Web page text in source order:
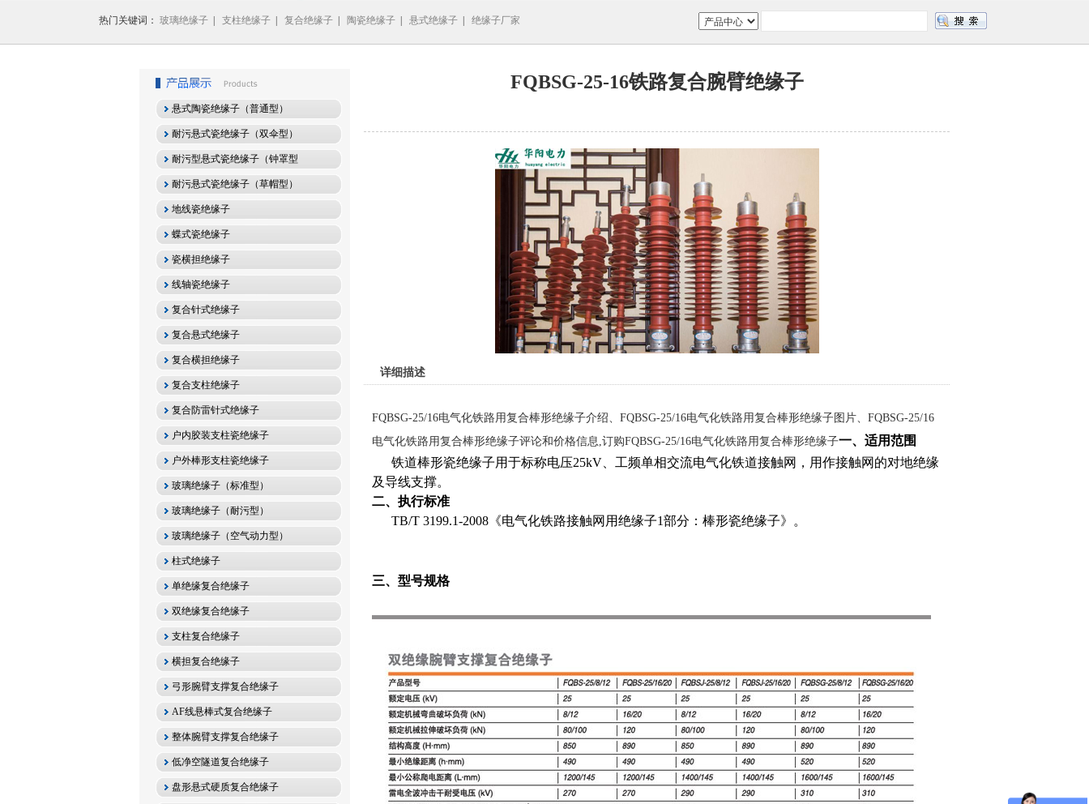
热门关键词： 玻璃绝缘子 支柱绝缘子 复合绝缘子 陶瓷绝缘子 悬式绝缘子 绝缘子厂家
悬式陶瓷绝缘子（普通型）
耐污悬式瓷绝缘子（双伞型）
耐污型悬式瓷绝缘子（钟罩型
耐污悬式瓷绝缘子（草帽型）
地线瓷绝缘子
蝶式瓷绝缘子
瓷横担绝缘子
线轴瓷绝缘子
复合针式绝缘子
复合悬式绝缘子
复合横担绝缘子
复合支柱绝缘子
复合防雷针式绝缘子
户内胶装支柱瓷绝缘子
户外棒形支柱瓷绝缘子
玻璃绝缘子（标准型）
玻璃绝缘子（耐污型）
玻璃绝缘子（空气动力型）
柱式绝缘子
单绝缘复合绝缘子
双绝缘复合绝缘子
支柱复合绝缘子
横担复合绝缘子
弓形腕臂支撑复合绝缘子
AF线悬棒式复合绝缘子
整体腕臂支撑复合绝缘子
低净空隧道复合绝缘子
盘形悬式硬质复合绝缘子
FQBSG-25-16铁路复合腕臂绝缘子
详细描述
FQBSG-25/16电气化铁路用复合棒形绝缘子介绍、FQBSG-25/16电气化铁路用复合棒形绝缘子图片、FQBSG-25/16
电气化铁路用复合棒形绝缘子评论和价格信息,订购FQBSG-25/16电气化铁路用复合棒形绝缘子一、适用范围
铁道棒形瓷绝缘子用于标称电压25kV 、工频单相交流电气化铁道接触网，用作接触网的对地绝缘
及导线支撑。
二、执行标准
TB/T 3199.1-2008 《电气化铁路接触网用绝缘子1部分：棒形瓷绝缘子》 。
三、型号规格